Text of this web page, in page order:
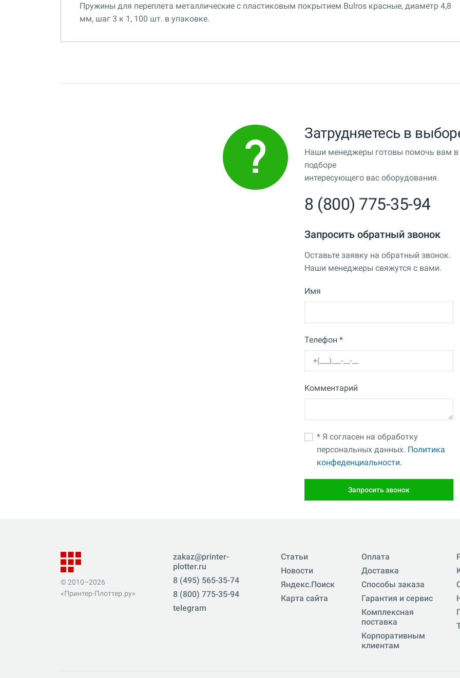
Пружины для переплета металлические с пластиковым покрытием Bulros красные, диаметр 4,8
мм, шаг 3 к 1, 100 шт. в упаковке.
Затрудняетесь в
Наши менеджеры готовы помочь вам в
подборе
интересующего вас оборудования.
8 (800) 775-35-94
Запросить обратный звонок
Оставьте заявку на обратный звонок.
Наши менеджеры свяжутся с вами.
Имя
Телефон *
Комментарий
* Я согласен на обработку
персональных данных. Политика
конфеденциальности.
Запросить звонок
© 2010–2026
«Принтер-Плоттер.ру»
zakaz@printer-
plotter.ru
8 (495) 565-35-74
8 (800) 775-35-94
telegram
Статьи
Новости
Яндекс.Поиск
Карта сайта
Оплата
Доставка
Способы заказа
Гарантия и сервис
Комплексная
поставка
Корпоративным
клиентам